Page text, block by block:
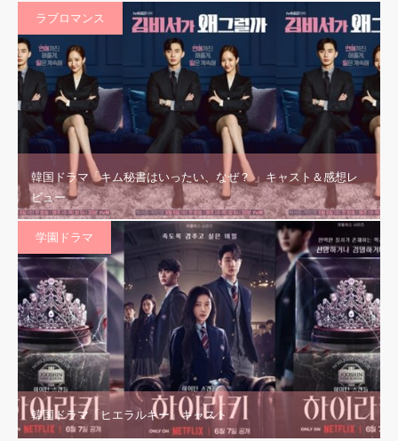
ラブロマンス
韓国ドラマ「キム秘書はいったい、なぜ？ 」キャスト＆感想レ
ビュー
学園ドラマ
韓国ドラマ「ヒエラルキー」キャスト